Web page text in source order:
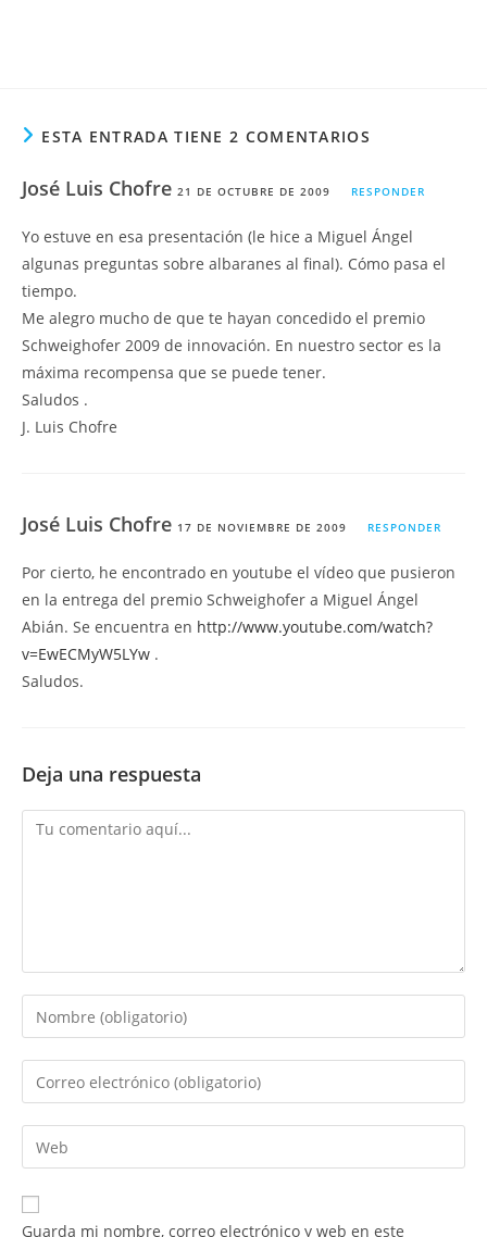
ESTA ENTRADA TIENE 2 COMENTARIOS
José Luis Chofre 21 DE OCTUBRE DE 2009 RESPONDER
Yo estuve en esa presentación (le hice a Miguel Ángel
algunas preguntas sobre albaranes al final). Cómo pasa el
tiempo.
Me alegro mucho de que te hayan concedido el premio
Schweighofer 2009 de innovación. En nuestro sector es la
máxima recompensa que se puede tener.
Saludos .
J. Luis Chofre
José Luis Chofre 17 DE NOVIEMBRE DE 2009 RESPONDER
Por cierto, he encontrado en youtube el vídeo que pusieron
en la entrega del premio Schweighofer a Miguel Ángel
Abián. Se encuentra en http://www.youtube.com/watch?
v=EwECMyW5LYw .
Saludos.
Deja una respuesta
Comentario
Introduce
tu
nombre
de
usuario
para
comentar
Introduce
tu
dirección
de
electrónico
Introduce
la
URL
de
Guarda mi nombre, correo electrónico y web en este